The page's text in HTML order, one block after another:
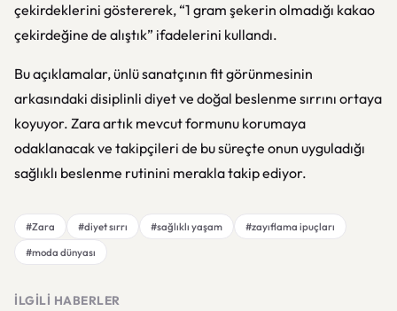
çekirdeklerini göstererek, “1 gram şekerin olmadığı kakao
çekirdeğine de alıştık” ifadelerini kullandı.
Bu açıklamalar, ünlü sanatçının fit görünmesinin
arkasındaki disiplinli diyet ve doğal beslenme sırrını ortaya
koyuyor. Zara artık mevcut formunu korumaya
odaklanacak ve takipçileri de bu süreçte onun uyguladığı
sağlıklı beslenme rutinini merakla takip ediyor.
#Zara #diyet sırrı #sağlıklı yaşam
#zayıflama ipuçları
#moda dünyası
İLGILI HABERLER